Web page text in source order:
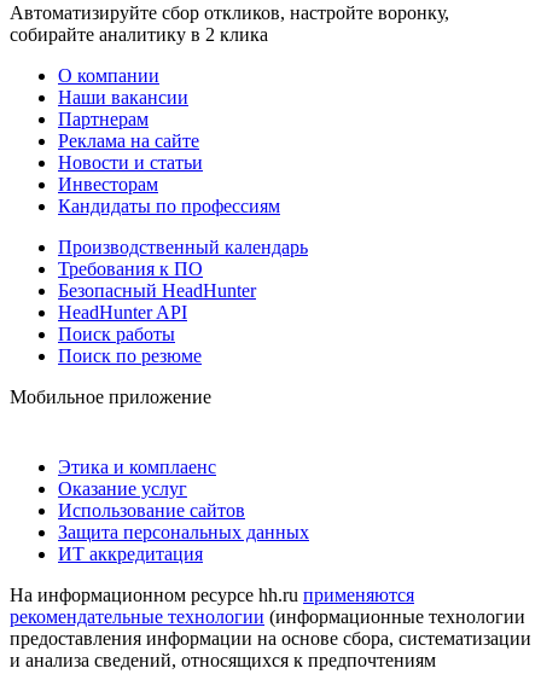
Автоматизируйте сбор откликов, настройте воронку,
собирайте аналитику в 2 клика
О компании
Наши вакансии
Партнерам
Реклама на сайте
Новости и статьи
Инвесторам
Кандидаты по профессиям
Производственный календарь
Требования к ПО
Безопасный HeadHunter
HeadHunter API
Поиск работы
Поиск по резюме
Мобильное приложение
Этика и комплаенс
Оказание услуг
Использование сайтов
Защита персональных данных
ИТ аккредитация
На информационном ресурсе hh.ru применяются
рекомендательные технологии (информационные технологии
предоставления информации на основе сбора, систематизации
и анализа сведений, относящихся к предпочтениям